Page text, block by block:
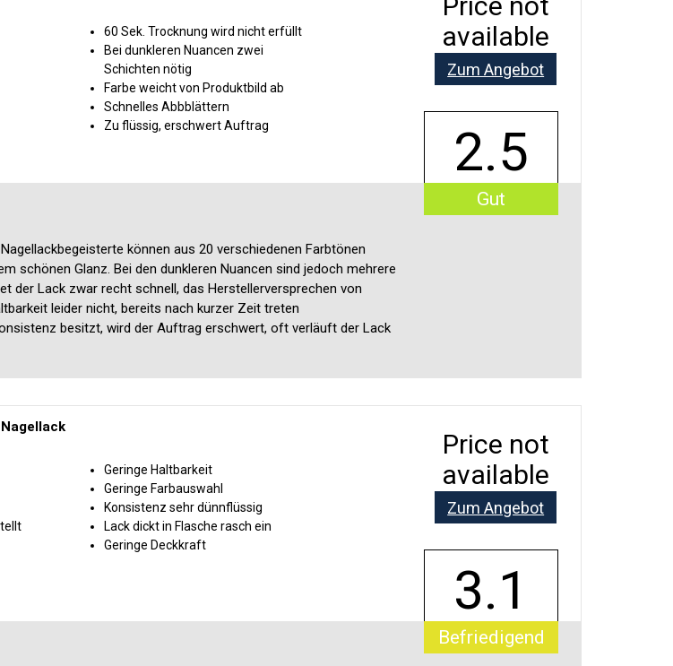
60 Sek. Trocknung wird nicht erfüllt
Bei dunkleren Nuancen zwei
Schichten nötig
Farbe weicht von Produktbild ab
Schnelles Abbblättern
Zu flüssig, erschwert Auftrag
available
Zum Angebot
2.5
Gut
können aus 20 verschiedenen Farbtönen
schönen Glanz. Bei den dunkleren Nuancen sind jedoch mehrere
der Lack zwar recht schnell, das Herstellerversprechen von
leider nicht, bereits nach kurzer Zeit treten
besitzt, wird der Auftrag erschwert, oft verläuft der Lack
Geringe Haltbarkeit
Geringe Farbauswahl
Konsistenz sehr dünnflüssig
Lack dickt in Flasche rasch ein
Geringe Deckkraft
Price not
available
Zum Angebot
3.1
Befriedigend